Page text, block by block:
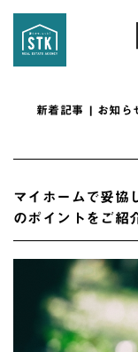
新着記事 お知ら
マイホームで妥協
のポイントをご紹